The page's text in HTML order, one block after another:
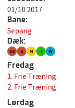
01/10 2017
Bane:
Sepang
Dæk:
SS S M I W
Fredag
1. Frie Træning
2. Frie Træning
Lørdag